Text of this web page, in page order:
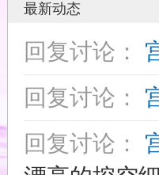
最新动态
回复讨论：
回复讨论：
回复讨论：